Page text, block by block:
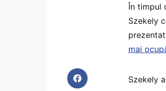
În timpul
Szekely
mai
Szekely